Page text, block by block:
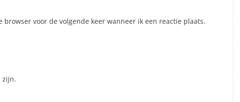
voor de volgende keer wanneer ik een reactie plaats.
zijn.